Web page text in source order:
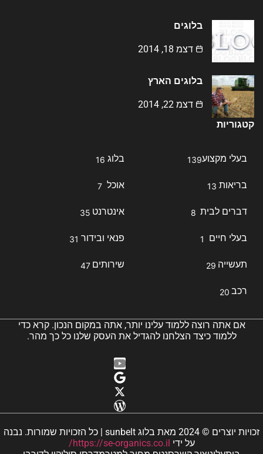
בלוגים
דצמ 18, 2014
בלוגים הארץ
דצמ 22, 2014
קטגוריות
בעלי מקצוע139 בלוג 16
בריאות 13 אוכל 7
דברים לבית 8 אינטרנט 35
בעלי חיים 1 פנאי ובידור 31
תעשייה 29 שירותים 47
רכב 20
אם אתה רוצה ללמוד עלינו יותר, אתה במקום הנכון. קרא כדי
ללמוד כיצד הצלחנו להגדיל את העסק שלנו כל כך מהר.
זכויות יוצרים © 2024 מאת בלוג sunbelt | כל הזכויות שמורות. נבנה
על ידי https://se-organics.co.il/